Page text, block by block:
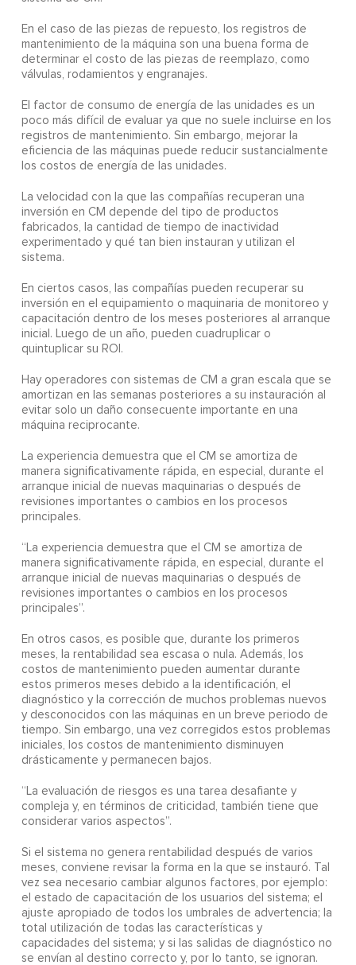
En el caso de las piezas de repuesto, los registros de
mantenimiento de la máquina son una buena forma de
determinar el costo de las piezas de reemplazo, como
válvulas, rodamientos y engranajes.
El factor de consumo de energía de las unidades es un
poco más difícil de evaluar ya que no suele incluirse en los
registros de mantenimiento. Sin embargo, mejorar la
eficiencia de las máquinas puede reducir sustancialmente
los costos de energía de las unidades.
La velocidad con la que las compañías recuperan una
inversión en CM depende del tipo de productos
fabricados, la cantidad de tiempo de inactividad
experimentado y qué tan bien instauran y utilizan el
sistema.
En ciertos casos, las compañías pueden recuperar su
inversión en el equipamiento o maquinaria de monitoreo y
capacitación dentro de los meses posteriores al arranque
inicial. Luego de un año, pueden cuadruplicar o
quintuplicar su ROI.
Hay operadores con sistemas de CM a gran escala que se
amortizan en las semanas posteriores a su instauración al
evitar solo un daño consecuente importante en una
máquina reciprocante.
La experiencia demuestra que el CM se amortiza de
manera significativamente rápida, en especial, durante el
arranque inicial de nuevas maquinarias o después de
revisiones importantes o cambios en los procesos
principales.
“La experiencia demuestra que el CM se amortiza de
manera significativamente rápida, en especial, durante el
arranque inicial de nuevas maquinarias o después de
revisiones importantes o cambios en los procesos
principales”.
En otros casos, es posible que, durante los primeros
meses, la rentabilidad sea escasa o nula. Además, los
costos de mantenimiento pueden aumentar durante
estos primeros meses debido a la identificación, el
diagnóstico y la corrección de muchos problemas nuevos
y desconocidos con las máquinas en un breve periodo de
tiempo. Sin embargo, una vez corregidos estos problemas
iniciales, los costos de mantenimiento disminuyen
drásticamente y permanecen bajos.
“La evaluación de riesgos es una tarea desafiante y
compleja y, en términos de criticidad, también tiene que
considerar varios aspectos”.
Si el sistema no genera rentabilidad después de varios
meses, conviene revisar la forma en la que se instauró. Tal
vez sea necesario cambiar algunos factores, por ejemplo:
el estado de capacitación de los usuarios del sistema; el
ajuste apropiado de todos los umbrales de advertencia; la
total utilización de todas las características y
capacidades del sistema; y si las salidas de diagnóstico no
se envían al destino correcto y, por lo tanto, se ignoran.